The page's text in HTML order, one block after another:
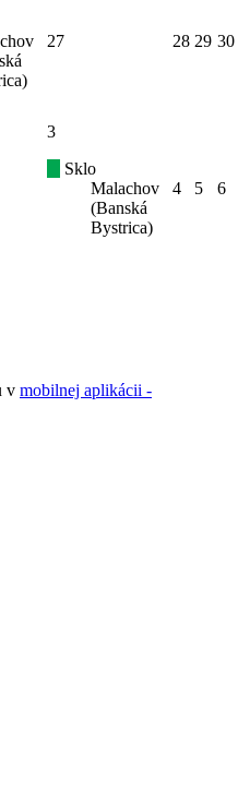
27 28 29 30
3
Sklo
Malachov
(Banská
Bystrica)
4 5 6
v mobilnej aplikácii -